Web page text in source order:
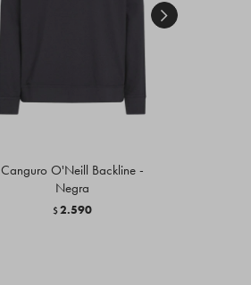
Canguro O'Neill Backline -
Negra
$2.590
